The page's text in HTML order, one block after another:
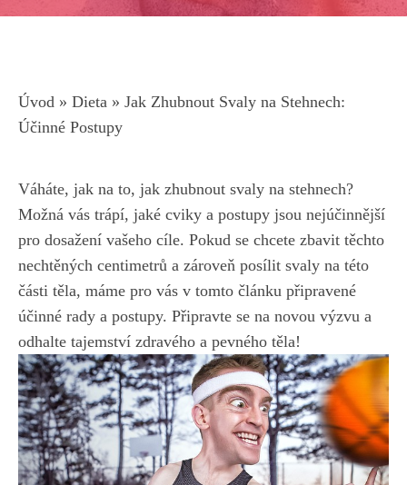
Úvod » Dieta » Jak Zhubnout Svaly na Stehnech:
Účinné Postupy
Váháte, jak na to, ‌jak⁢ zhubnout‍ svaly na stehnech?
Možná vás‌ trápí, jaké cviky a postupy jsou nejúčinnější
pro ‌dosažení ‍vašeho cíle. Pokud ​se chcete zbavit těchto
nechtěných centimetrů a zároveň posílit svaly ​na​ této
části ‌těla, máme pro vás‌ v tomto článku připravené‍
účinné rady a postupy.‌ Připravte ​se na novou výzvu a
odhalte‍ tajemství zdravého a ‍pevného ⁣těla!